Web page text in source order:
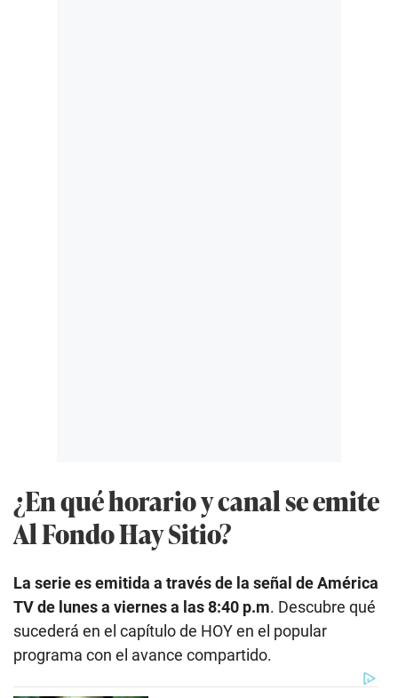
¿En qué horario y canal se emite
Al Fondo Hay Sitio?
La serie es emitida a través de la señal de América
TV de lunes a viernes a las 8:40 p.m. Descubre qué
sucederá en el capítulo de HOY en el popular
programa con el avance compartido.